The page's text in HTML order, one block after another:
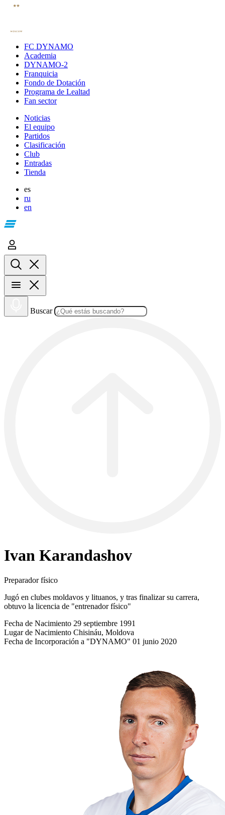
FC DYNAMO
Academia
DYNAMO-2
Franquicia
Fondo de Dotación
Programa de Lealtad
Fan sector
Noticias
El equipo
Partidos
Clasificación
Club
Entradas
Tienda
es
ru
en
Buscar
Ivan Karandashov
Preparador físico
Jugó en clubes moldavos y lituanos, y tras finalizar su carrera,
obtuvo la licencia de "entrenador físico"
Fecha de Nacimiento 29 septiembre 1991
Lugar de Nacimiento Chisináu, Moldova
Fecha de Incorporación a "DYNAMO" 01 junio 2020